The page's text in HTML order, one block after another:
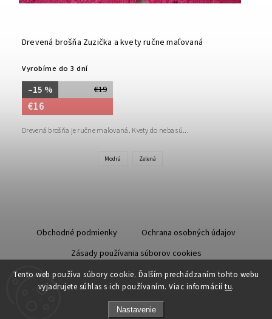
Tento web používa súbory cookie. Ďalším prechádzaním tohto webu
vyjadrujete súhlas s ich používaním. Viac informácií tu.
Nastavenie
Drevená brošňa Zuzička a kvety ručne maľovaná
Vyrobíme do 3 dní
€19
–15 %
€16
Drevená brošňa je ručne maľovaná. Kvety do neba sú...
Modrá Zelená
Obchodné podmienky
Ochrana osobných údajov
Zásady používania súborov cookies
Starostlivosť o kožu